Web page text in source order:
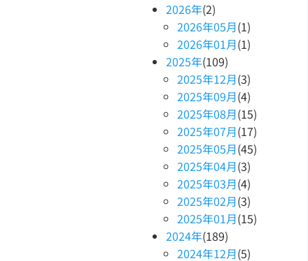
2026年(2)
2026年05月(1)
2026年01月(1)
2025年(109)
2025年12月(3)
2025年09月(4)
2025年08月(15)
2025年07月(17)
2025年05月(45)
2025年04月(3)
2025年03月(4)
2025年02月(3)
2025年01月(15)
2024年(189)
2024年12月(5)